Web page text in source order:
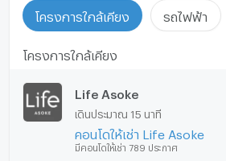
โครงการใกล้เคียง รถไฟฟ้า
โครงการใกล้เคียง
Life Asoke
เดินประมาณ 15 นาที
คอนโดให้เช่า Life Asoke
มีคอนโดให้เช่า 789 ประกาศ